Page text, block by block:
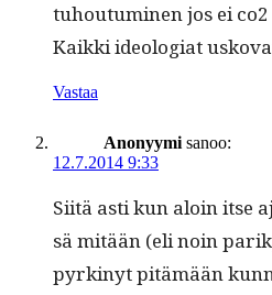
tuhou­tu­mi­nen jos ei
Kaik­ki ide­olo­giat
Vastaa
Anonyymi sanoo:
12.7.2014 9:33
Siitä asti kun aloin itse
sä mitään (eli noin
pyrkinyt pitämään